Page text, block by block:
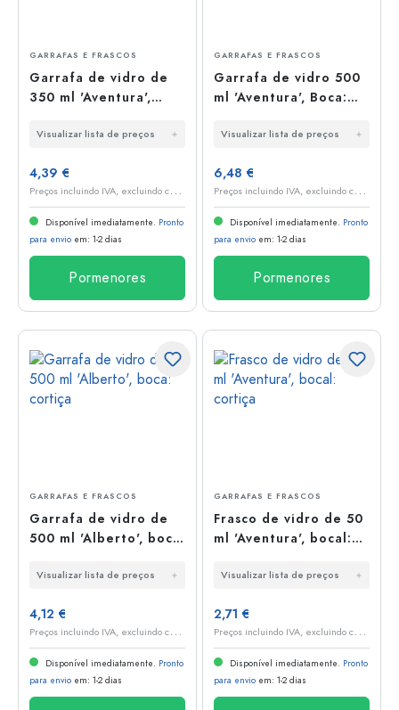
GARRAFAS E FRASCOS
Garrafa de vidro de
350 ml 'Aventura',
Visualizar lista de preços
4,39 €
P
reços incluindo IVA, excluindo custos de envio
Disponível imediatamente. Pronto
para envio em: 1-2 dias
Pormenores
GARRAFAS E FRASCOS
Garrafa de vidro 500
ml 'Aventura', Boca:
Visualizar lista de preços
6,48 €
P
reços incluindo IVA, excluindo custos de envio
Disponível imediatamente. Pronto
para envio em: 1-2 dias
Pormenores
GARRAFAS E FRASCOS
Garrafa de vidro de
500 ml 'Alberto', boca:
Visualizar lista de preços
4,12 €
P
reços incluindo IVA, excluindo custos de envio
Disponível imediatamente. Pronto
para envio em: 1-2 dias
GARRAFAS E FRASCOS
Frasco de vidro de 50
ml 'Aventura', bocal:
Visualizar lista de preços
2,71 €
P
reços incluindo IVA, excluindo custos de envio
Disponível imediatamente. Pronto
para envio em: 1-2 dias